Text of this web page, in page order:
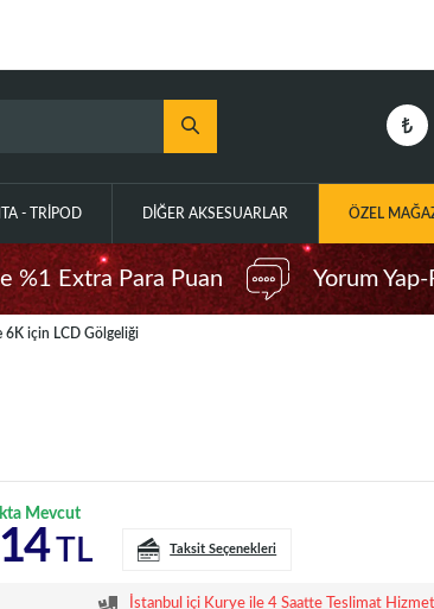
- TRIPOD DIĞER AKSESUARLAR ÖZEL
%1 Extra Para Puan Yorum
6K için LCD Gölgeliği
Mevcut
TL Taksit Seçenekleri
İstanbul içi Kurye ile 4 Saatte Teslimat